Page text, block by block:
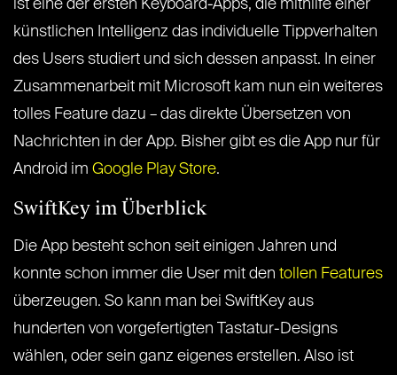
ist eine der ersten Keyboard-Apps, die mithilfe einer
künstlichen Intelligenz das individuelle Tippverhalten
des Users studiert und sich dessen anpasst. In einer
Zusammenarbeit mit Microsoft kam nun ein weiteres
tolles Feature dazu – das direkte Übersetzen von
Nachrichten in der App. Bisher gibt es die App nur für
Android im Google Play Store.
SwiftKey im Überblick
Die App besteht schon seit einigen Jahren und
konnte schon immer die User mit den tollen Features
überzeugen. So kann man bei SwiftKey aus
hunderten von vorgefertigten Tastatur-Designs
wählen, oder sein ganz eigenes erstellen. Also ist